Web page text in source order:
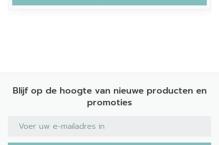
Blijf op de hoogte van nieuwe producten en
promoties
E-mail adres